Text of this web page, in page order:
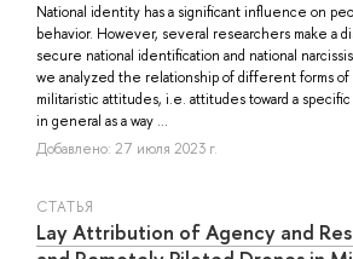
National identity has a significant influence on
behavior. However, several researchers make a
secure national identification and national
we analyzed the relationship of different forms
militaristic attitudes, i.e. attitudes toward a specific
in general as a way ...
Добавлено: 27 июля 2023 г.
СТАТЬЯ
Lay Attribution of Agency and